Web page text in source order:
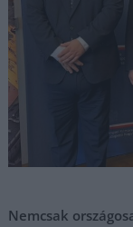
Nemcsak